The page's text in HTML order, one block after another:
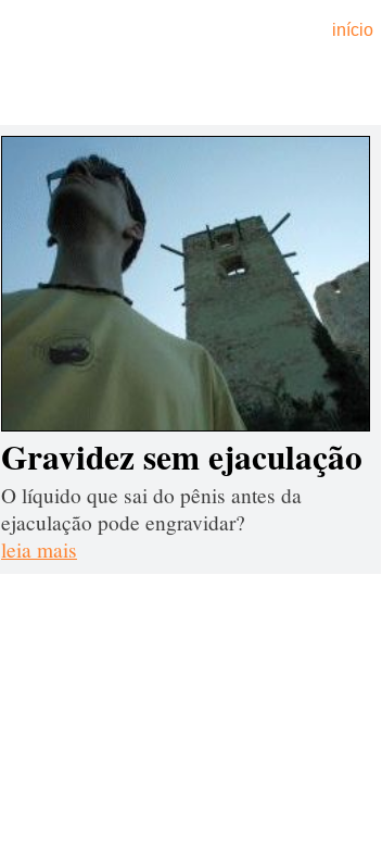
início
Gravidez sem ejaculação
O líquido que sai do pênis antes da
ejaculação pode engravidar?
leia mais